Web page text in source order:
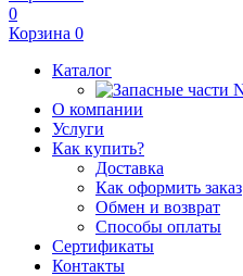
0
Корзина 0
Каталог
О компании
Услуги
Как купить?
Доставка
Как оформить заказ
Обмен и возврат
Способы оплаты
Сертификаты
Контакты